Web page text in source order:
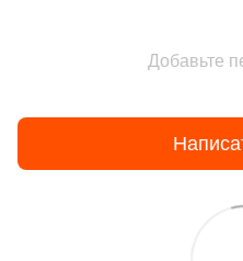
Добавьте